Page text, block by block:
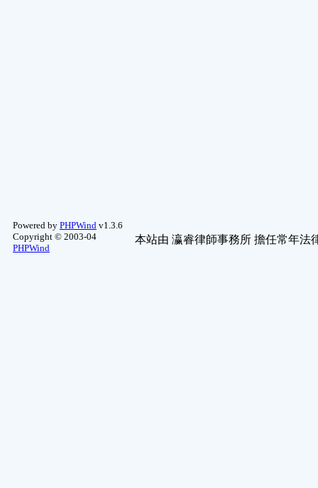
Powered by PHPWind v1.3.6
Copyright © 2003-04
PHPWind
本站由 瀛睿律師事務所 擔任常年法